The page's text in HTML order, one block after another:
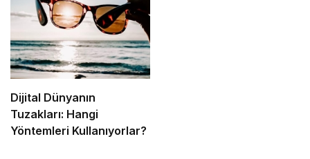
Dijital Dünyanın
Tuzakları: Hangi
Yöntemleri Kullanıyorlar?